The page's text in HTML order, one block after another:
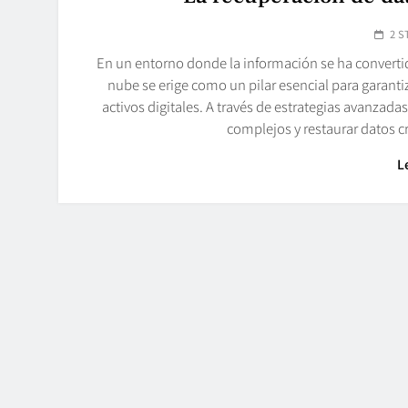
2
En un entorno donde la información se ha
nube se erige como un pilar esencial para
activos digitales. A través de estrategias
complejos y restaurar datos